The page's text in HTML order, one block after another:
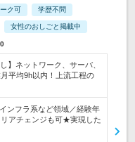
ク可 学歴不問
女性のおしごと掲載中
】ネットワーク、サーバ、
平均9h以内！上流工程の
ンフラ系など領域／経験年
アチェンジも可★実現した